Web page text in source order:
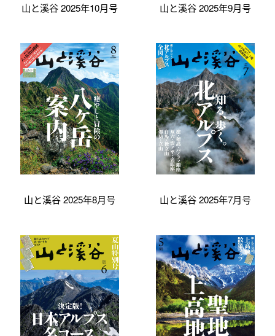
山と溪谷 2025年10月号 山と溪谷 2025年9月号
山と溪谷 2025年8月号 山と溪谷 2025年7月号